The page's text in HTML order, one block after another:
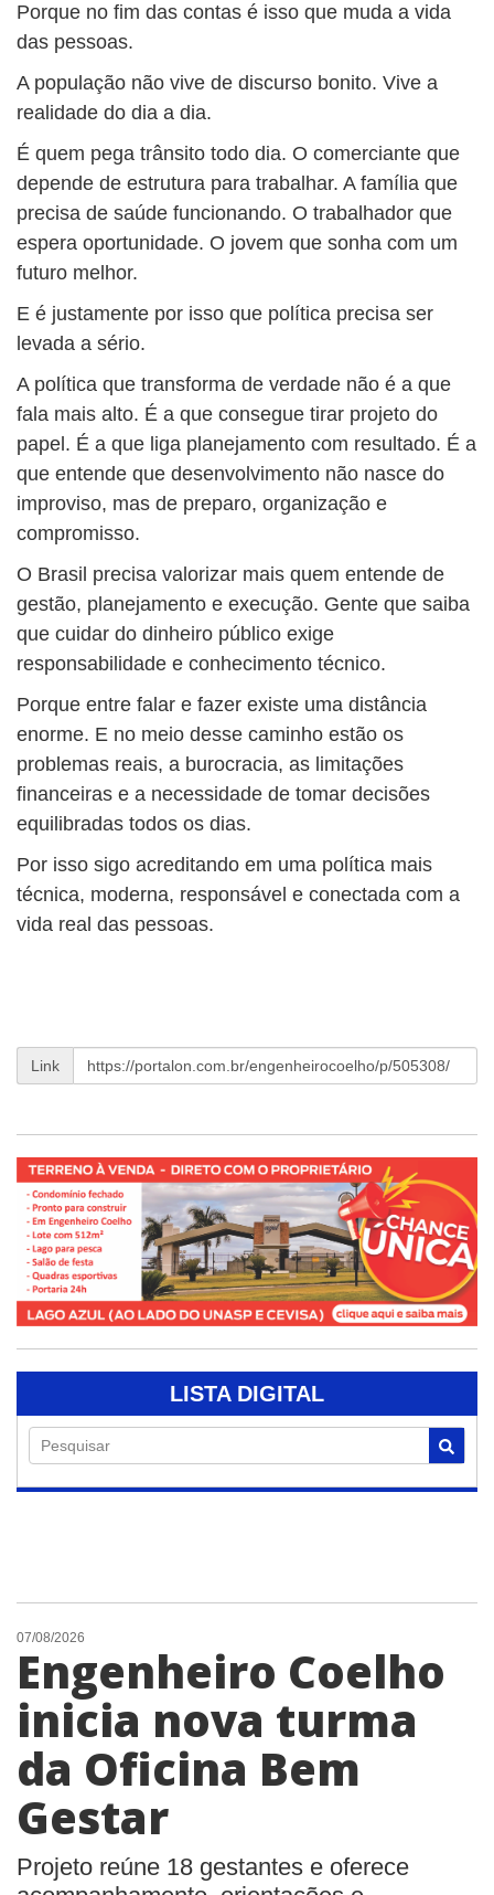
Porque no fim das contas é isso que muda a vida
das pessoas.
A população não vive de discurso bonito. Vive a
realidade do dia a dia.
É quem pega trânsito todo dia. O comerciante que
depende de estrutura para trabalhar. A família que
precisa de saúde funcionando. O trabalhador que
espera oportunidade. O jovem que sonha com um
futuro melhor.
E é justamente por isso que política precisa ser
levada a sério.
A política que transforma de verdade não é a que
fala mais alto. É a que consegue tirar projeto do
papel. É a que liga planejamento com resultado. É a
que entende que desenvolvimento não nasce do
improviso, mas de preparo, organização e
compromisso.
O Brasil precisa valorizar mais quem entende de
gestão, planejamento e execução. Gente que saiba
que cuidar do dinheiro público exige
responsabilidade e conhecimento técnico.
Porque entre falar e fazer existe uma distância
enorme. E no meio desse caminho estão os
problemas reais, a burocracia, as limitações
financeiras e a necessidade de tomar decisões
equilibradas todos os dias.
Por isso sigo acreditando em uma política mais
técnica, moderna, responsável e conectada com a
vida real das pessoas.
Link
LISTA DIGITAL
Pesquisar
07/08/2026
Engenheiro Coelho
inicia nova turma
da Oficina Bem
Gestar
Projeto reúne 18 gestantes e oferece